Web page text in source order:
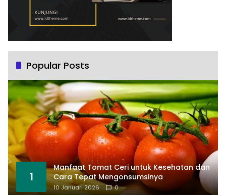
Popular Posts
1
Manfaat Tomat Ceri untuk Kesehatan dan
Cara Tepat Mengonsumsinya
10 Januari 2026 0